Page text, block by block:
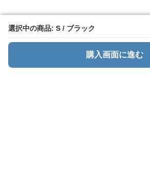
選択中の商品: S / ブラック
購入画面に進む
選択中の商品: S / ブラック
購入画面に進む